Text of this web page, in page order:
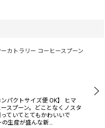
カトラリー コーヒースプーン
パクトサイズ便 OK】 ヒマ
スプーン。どことなくノスタ
ていてとてもかわいいで
生産が盛んな新…